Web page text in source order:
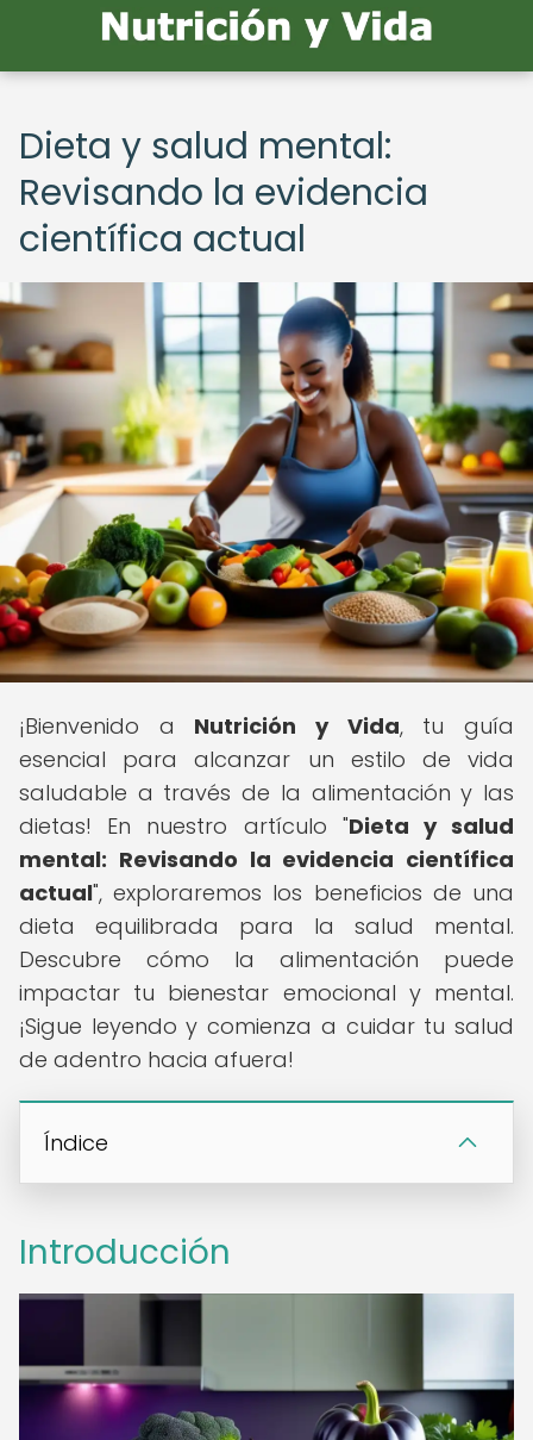
Dieta y salud mental:
Revisando la evidencia
científica actual
¡Bienvenido a Nutrición y Vida, tu guía
esencial para alcanzar un estilo de vida
saludable a través de la alimentación y las
dietas! En nuestro artículo "Dieta y salud
mental: Revisando la evidencia científica
actual", exploraremos los beneficios de una
dieta equilibrada para la salud mental.
Descubre cómo la alimentación puede
impactar tu bienestar emocional y mental.
¡Sigue leyendo y comienza a cuidar tu salud
de adentro hacia afuera!
Índice
Introducción